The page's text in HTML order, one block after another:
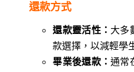
還款方式
還款靈活性： 大多
款選擇，以減輕學
畢業後還款：通常